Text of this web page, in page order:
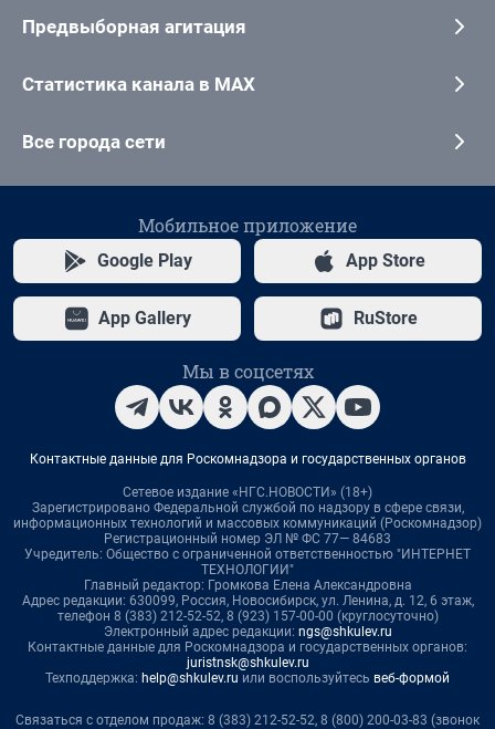
Предвыборная агитация
Статистика канала в MAX
Все города сети
Мобильное приложение
Google Play App Store
App Gallery RuStore
Мы в соцсетях
Контактные данные для Роскомнадзора и государственных органов
Сетевое издание «НГС.НОВОСТИ» (18+)
Зарегистрировано Федеральной службой по надзору в сфере связи,
информационных технологий и массовых коммуникаций (Роскомнадзор)
Регистрационный номер ЭЛ № ФС 77— 84683
Учредитель: Общество с ограниченной ответственностью "ИНТЕРНЕТ
ТЕХНОЛОГИИ"
Главный редактор: Громкова Елена Александровна
Адрес редакции: 630099, Россия, Новосибирск, ул. Ленина, д. 12, 6 этаж,
телефон 8 (383) 212-52-52, 8 (923) 157-00-00 (круглосуточно)
Электронный адрес редакции: ngs@shkulev.ru
Контактные данные для Роскомнадзора и государственных органов:
juristnsk@shkulev.ru
Техподдержка: help@shkulev.ru или воспользуйтесь веб-формой
Связаться с отделом продаж: 8 (383) 212-52-52, 8 (800) 200-03-83 (звонок